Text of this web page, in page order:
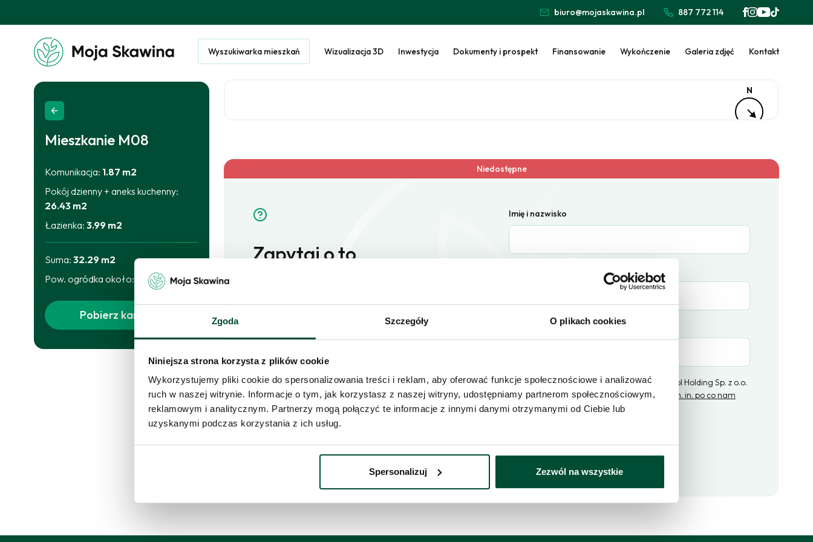
Zgoda Szczegóły O plikach cookies
Niniejsza strona korzysta z plików cookie
Wykorzystujemy pliki cookie do spersonalizowania treści i reklam, aby oferować funkcje społecznościowe i analizować
ruch w naszej witrynie. Informacje o tym, jak korzystasz z naszej witryny, udostępniamy partnerom społecznościowym,
reklamowym i analitycznym. Partnerzy mogą połączyć te informacje z innymi danymi otrzymanymi od Ciebie lub
uzyskanymi podczas korzystania z ich usług.
Spersonalizuj Zezwól na wszystkie
biuro@mojaskawina.pl 887 772 114
Wyszukiwarka mieszkań Wizualizacja 3D Inwestycja Dokumenty i prospekt Finansowanie Wykończenie Galeria zdjęć Kontakt
Mieszkanie M08
Komunikacja: 1.87 m2
Pokój dzienny + aneks kuchenny:
26.43 m2
Łazienka:3.99 m2
Suma:32.29 m2
Pow. ogródka około: 47.09m2
Pobierz kartę
N
Niedostępne
Zapytaj o to
prośbę o kontakt w sprawie tego mieszkania.
Skontaktujemy się
Imię i nazwisko
Telefon (opcjonalne)
Administratorem danych osobowych jest Epol Holding Sp. z o.o.
z siedzibą w Łodzi, kliknij i dowiedz się więcej m. in. po co nam
Twoje dane i jakie masz prawa.